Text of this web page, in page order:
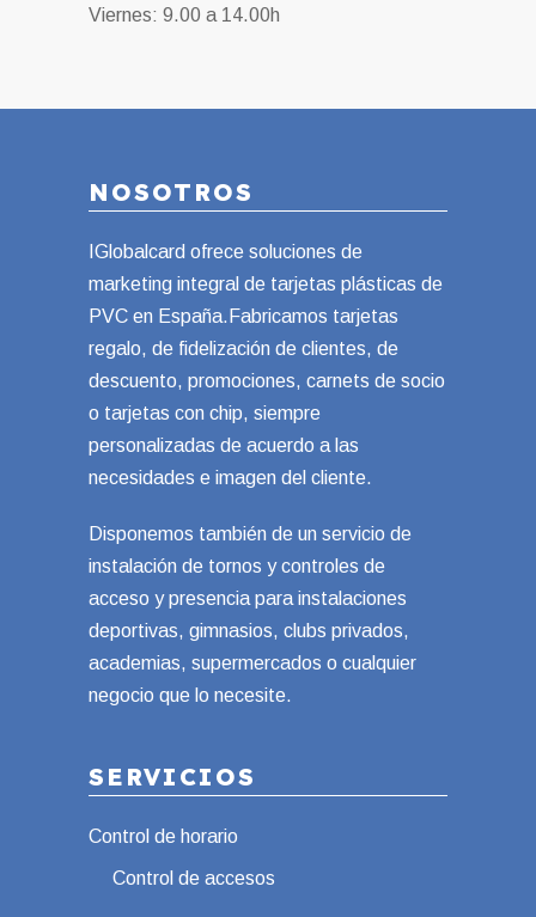
Viernes: 9.00 a 14.00h
NOSOTROS
IGlobalcard ofrece soluciones de
marketing integral de tarjetas plásticas de
PVC en España.Fabricamos tarjetas
regalo, de fidelización de clientes, de
descuento, promociones, carnets de socio
o tarjetas con chip, siempre
personalizadas de acuerdo a las
necesidades e imagen del cliente.
Disponemos también de un servicio de
instalación de tornos y controles de
acceso y presencia para instalaciones
deportivas, gimnasios, clubs privados,
academias, supermercados o cualquier
negocio que lo necesite.
SERVICIOS
Control de horario
Control de accesos